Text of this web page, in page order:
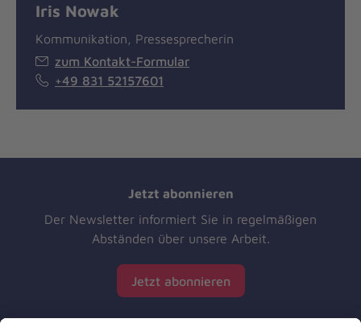
Iris Nowak
Kommunikation, Pressesprecherin
zum Kontakt-Formular
+49 831 52157601
Jetzt abonnieren
Der Newsletter informiert Sie in regelmäßigen
Abständen über unsere Arbeit.
Jetzt abonnieren